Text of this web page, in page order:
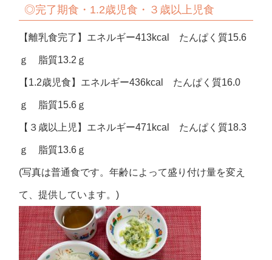
◎完了期食・1.2歳児食・３歳以上児食
【離乳食完了】エネルギー413kcal たんぱく質15.6
ｇ 脂質13.2ｇ
【1.2歳児食】エネルギー436kcal たんぱく質16.0
ｇ 脂質15.6ｇ
【３歳以上児】エネルギー471kcal たんぱく質18.3
ｇ 脂質13.6ｇ
(写真は普通食です。年齢によって盛り付け量を変え
て、提供しています。)